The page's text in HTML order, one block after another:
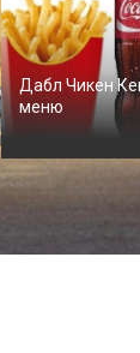
Дабл Чикен
меню